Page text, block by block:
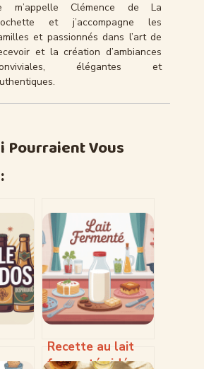
m’appelle Clémence de La
et j’accompagne les
et passionnés dans l’art de
et la création d’ambiances
élégantes et
Pourraient Vous
Recette au lait
fermenté : idées